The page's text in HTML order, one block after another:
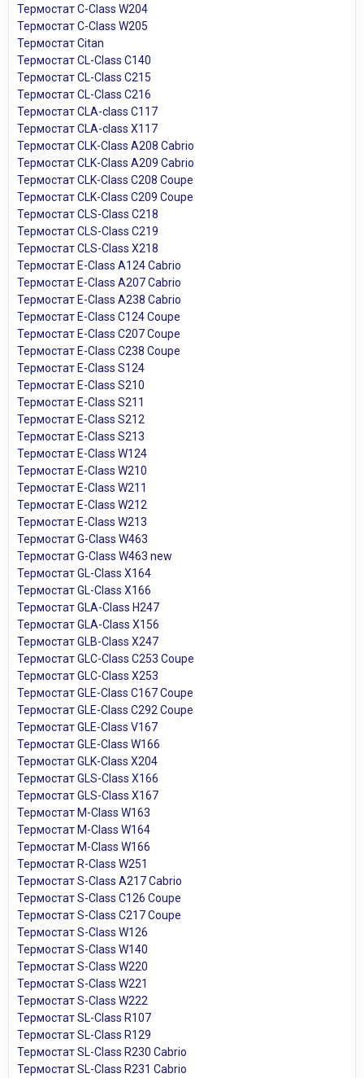
Термостат C-Class W204
Термостат C-Class W205
Термостат Citan
Термостат CL-Class C140
Термостат CL-Class C215
Термостат CL-Class C216
Термостат CLA-class C117
Термостат CLA-class X117
Термостат CLK-Class A208 Cabrio
Термостат CLK-Class A209 Cabrio
Термостат CLK-Class C208 Coupe
Термостат CLK-Class C209 Coupe
Термостат CLS-Class C218
Термостат CLS-Class C219
Термостат CLS-Class X218
Термостат E-Class A124 Cabrio
Термостат E-Class A207 Cabrio
Термостат E-Class A238 Cabrio
Термостат E-Class C124 Coupe
Термостат E-Class C207 Coupe
Термостат E-Class C238 Coupe
Термостат E-Class S124
Термостат E-Class S210
Термостат E-Class S211
Термостат E-Class S212
Термостат E-Class S213
Термостат E-Class W124
Термостат E-Class W210
Термостат E-Class W211
Термостат E-Class W212
Термостат E-Class W213
Термостат G-Class W463
Термостат G-Class W463 new
Термостат GL-Class X164
Термостат GL-Class X166
Термостат GLA-Class H247
Термостат GLA-Class X156
Термостат GLB-Class X247
Термостат GLC-Class C253 Coupe
Термостат GLC-Class X253
Термостат GLE-Class C167 Coupe
Термостат GLE-Class C292 Coupe
Термостат GLE-Class V167
Термостат GLE-Class W166
Термостат GLK-Class X204
Термостат GLS-Class X166
Термостат GLS-Class X167
Термостат M-Class W163
Термостат M-Class W164
Термостат M-Class W166
Термостат R-Class W251
Термостат S-Class A217 Cabrio
Термостат S-Class C126 Coupe
Термостат S-Class C217 Coupe
Термостат S-Class W126
Термостат S-Class W140
Термостат S-Class W220
Термостат S-Class W221
Термостат S-Class W222
Термостат SL-Class R107
Термостат SL-Class R129
Термостат SL-Class R230 Cabrio
Термостат SL-Class R231 Cabrio